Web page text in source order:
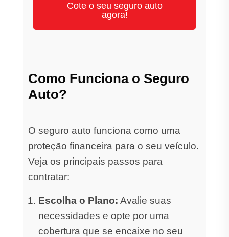
Cote o seu seguro auto
agora!
Como Funciona o Seguro
Auto?
O seguro auto funciona como uma
proteção financeira para o seu veículo.
Veja os principais passos para
contratar:
Escolha o Plano: Avalie suas
necessidades e opte por uma
cobertura que se encaixe no seu